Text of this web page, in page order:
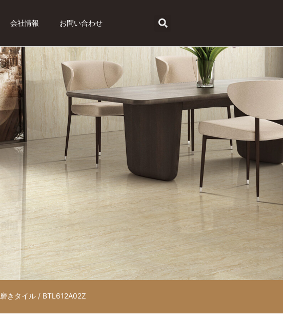
会社情報 お問い合わせ
磨きタイル / BTL612A02Z